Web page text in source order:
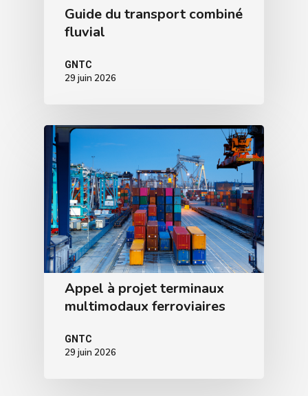
Guide du transport combiné
fluvial
GNTC
29 juin 2026
Appel à projet terminaux
multimodaux ferroviaires
GNTC
29 juin 2026